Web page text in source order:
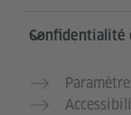
Confidentialité